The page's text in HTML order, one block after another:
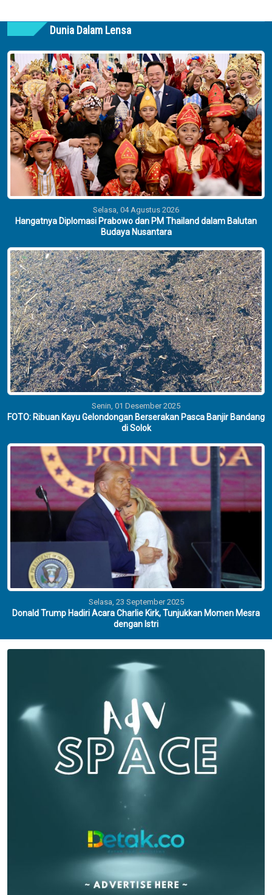
Dunia Dalam Lensa
Selasa, 04 Agustus 2026
Hangatnya Diplomasi Prabowo dan PM Thailand dalam Balutan
Budaya Nusantara
Senin, 01 Desember 2025
FOTO: Ribuan Kayu Gelondongan Berserakan Pasca Banjir Bandang
di Solok
Selasa, 23 September 2025
Donald Trump Hadiri Acara Charlie Kirk, Tunjukkan Momen Mesra
dengan Istri